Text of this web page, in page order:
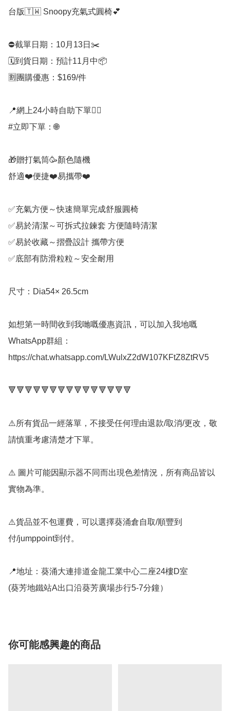
台版🇹🇼 Snoopy充氣式圓椅💕
⛔️截單日期：10月13日✂️
🗓️到貨日期：預計11月中📦
🈹團購優惠：$169/件
📍網上24小時自助下單👍🏻
#立即下單：🌐
🎁贈打氣筒🥳顏色隨機
舒適❤️便捷❤️易攜帶❤️
✅充氣方便～快速簡單完成舒服圓椅
✅易於清潔～可拆式拉鍊套 方便隨時清潔
✅易於收藏～摺疊設計 攜帶方便
✅底部有防滑粒粒～安全耐用
尺寸：Dia54× 26.5cm
如想第一時間收到我哋嘅優惠資訊，可以加入我地嘅
WhatsApp群組：
https://chat.whatsapp.com/LWulxZ2dW107KFtZ8ZtRV5
🔻🔻🔻🔻🔻🔻🔻🔻🔻🔻🔻🔻🔻🔻🔻
⚠️所有貨品一經落單，不接受任何理由退款/取消/更改，敬
請慎重考慮清楚才下單。
⚠️ 圖片可能因顯示器不同而出現色差情況，所有商品皆以
實物為準。
⚠️貨品並不包運費，可以選擇葵涌倉自取/順豐到
付/jumppoint到付。
📍地址：葵涌大連排道金龍工業中心二座24樓D室
(葵芳地鐵站A出口沿葵芳廣場步行5-7分鐘）
你可能感興趣的商品